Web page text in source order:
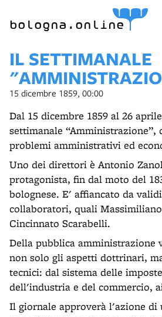
bologna.online
IL SETTIMANALE
15 dicembre 1859, 00:00
Dal 15 dicembre 1859 al 26
settimanale “Amministrazione”,
problemi amministrativi ed
Uno dei direttori è Antonio
protagonista, fin dal moto del
bolognese. E' affiancato da
collaboratori, quali
Cincinnato Scarabelli.
Della pubblica amministrazione
non solo gli aspetti dottrinari,
tecnici: dal sistema delle
dell'industria e del commercio,
Il giornale approverà l'azione di